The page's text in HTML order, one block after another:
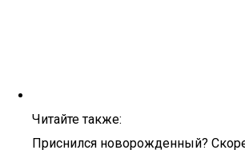
Читайте также:
Приснился новорожденный?